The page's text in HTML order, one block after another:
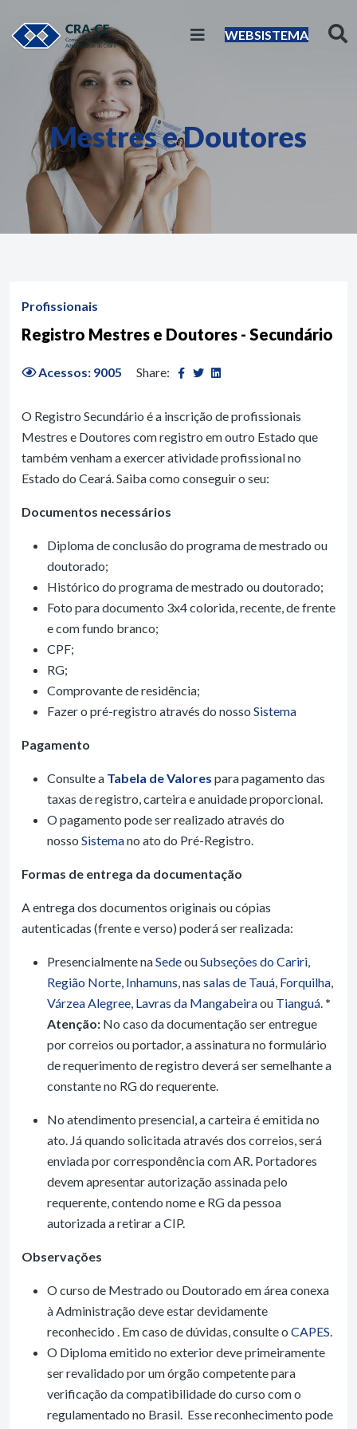
WEBSISTEMA
Mestres e Doutores
Profissionais
Registro Mestres e Doutores - Secundário
Acessos: 9005 Share:
O Registro Secundário é a inscrição de profissionais
Mestres e Doutores com registro em outro Estado que
também venham a exercer atividade profissional no
Estado do Ceará. Saiba como conseguir o seu:
Documentos necessários
Diploma de conclusão do programa de mestrado ou
doutorado;
Histórico do programa de mestrado ou doutorado;
Foto para documento 3x4 colorida, recente, de frente
e com fundo branco;
CPF;
RG;
Comprovante de residência;
Fazer o pré-registro através do nosso Sistema
Pagamento
Consulte a Tabela de Valores para pagamento das
taxas de registro, carteira e anuidade proporcional.
O pagamento pode ser realizado através do
nosso Sistemano ato do Pré-Registro.
Formas de entrega da documentação
A entrega dos documentos originais ou cópias
autenticadas (frente e verso) poderá ser realizada:
Presencialmente naSedeouSubseções do Cariri,
Região Norte, Inhamuns, nas salas de Tauá, Forquilha,
Várzea Alegree, Lavras da Mangabeiraou Tianguá. *
Atenção: No caso da documentação ser entregue
por correios ou portador, a assinatura no formulário
de requerimento de registro deverá ser semelhante a
constante no RG do requerente.
No atendimento presencial, a carteira é emitida no
ato. Já quando solicitada através dos correios, será
enviada por correspondência com AR. Portadores
devem apresentar autorização assinada pelo
requerente, contendo nome e RG da pessoa
autorizada a retirar a CIP.
Observações
O curso de Mestrado ou Doutorado em área conexa
à Administração deve estar devidamente
reconhecido . Em caso de dúvidas, consulte o CAPES.
O Diploma emitido no exterior deve primeiramente
ser revalidado por um órgão competente para
verificação da compatibilidade do curso com o
regulamentado no Brasil. Esse reconhecimento pode